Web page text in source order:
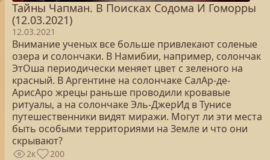
Тайны Чапман. В Поисках Содома И Гоморры
(12.03.2021)
12.03.2021
Внимание ученых все больше привлекают соленые
озера и солончаки. В Намибии, например, солончак
ЭтОша периодически меняет цвет с зеленого на
красный. В Аргентине на солончаке СалАр-де-
АрисАро жрецы раньше проводили кровавые
ритуалы, а на солончаке Эль-ДжерИд в Тунисе
путешественники видят миражи. Могут ли эти места
быть особыми территориями на Земле и что они
скрывают?
2к 200